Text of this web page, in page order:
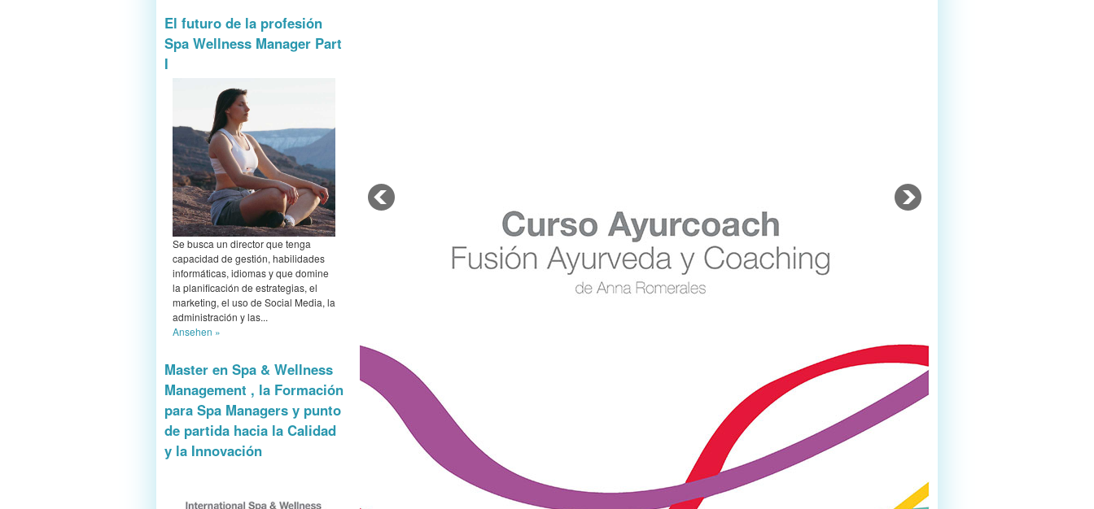
El futuro de la profesión
Spa Wellness Manager Part
I
Se busca un director que tenga
capacidad de gestión, habilidades
informáticas, idiomas y que domine
la planificación de estrategias, el
marketing, el uso de Social Media, la
administración y las...
Ansehen »
Master en Spa & Wellness
Management , la Formación
para Spa Managers y punto
de partida hacia la Calidad
y la Innovación